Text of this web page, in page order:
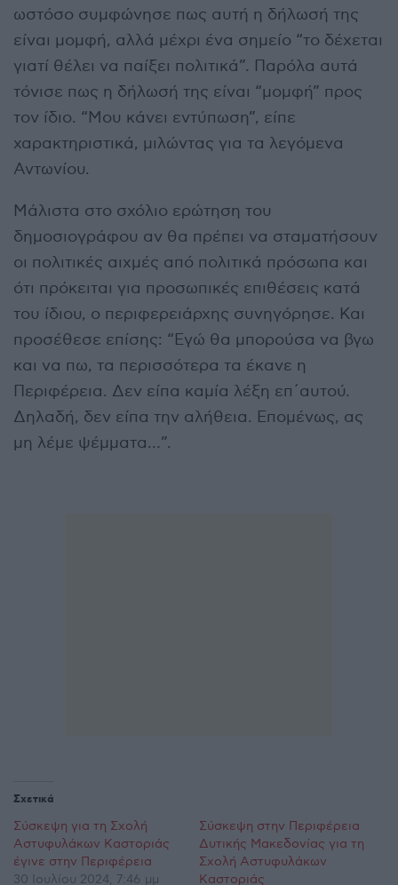
ωστόσο συμφώνησε πως αυτή η δήλωσή της
είναι μομφή, αλλά μέχρι ένα σημείο “το δέχεται
γιατί θέλει να παίξει πολιτικά”. Παρόλα αυτά
τόνισε πως η δήλωσή της είναι “μομφή” προς
τον ίδιο. “Μου κάνει εντύπωση”, είπε
χαρακτηριστικά, μιλώντας για τα λεγόμενα
Αντωνίου.
Μάλιστα στο σχόλιο ερώτηση του
δημοσιογράφου αν θα πρέπει να σταματήσουν
οι πολιτικές αιχμές από πολιτικά πρόσωπα και
ότι πρόκειται για προσωπικές επιθέσεις κατά
του ίδιου, ο περιφερειάρχης συνηγόρησε. Και
προσέθεσε επίσης: “Εγώ θα μπορούσα να βγω
και να πω, τα περισσότερα τα έκανε η
Περιφέρεια. Δεν είπα καμία λέξη επ΄αυτού.
Δηλαδή, δεν είπα την αλήθεια. Επομένως, ας
μη λέμε ψέμματα…”.
Σχετικά
Σύσκεψη για τη Σχολή
Αστυφυλάκων Καστοριάς
έγινε στην Περιφέρεια
30 Ιουλίου 2024, 7:46 μμ
Σύσκεψη στην Περιφέρεια
Δυτικής Μακεδονίας για τη
Σχολή Αστυφυλάκων
Καστοριάς